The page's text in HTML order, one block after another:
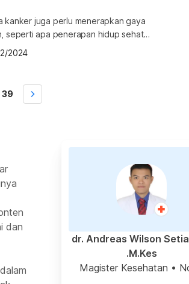
juga perlu menerapkan gaya
seperti apa penerapan hidup sehat
di bawah ini. Pentingnya
hidup sehat bisa mendukung
dan nyeri yang biasanya dialami pasien. Di samping itu, penyebaran […]
2024
39
dan
dr. Andreas Wilson
M.Kes.
Magister Kesehatan •